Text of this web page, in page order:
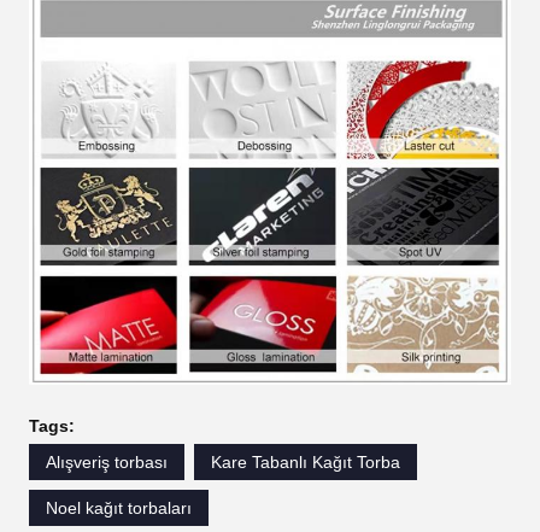
Tags:
Alışveriş torbası
Kare Tabanlı Kağıt Torba
Noel kağıt torbaları